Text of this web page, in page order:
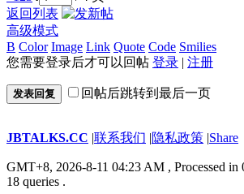
返回列表
高级模式
B Color Image Link Quote Code Smilies
您需要登录后才可以回帖 登录 | 注册
发表回复 回帖后跳转到最后一页
JBTALKS.CC |联系我们 |隐私政策 |Share
GMT+8, 2026-8-11 04:23 AM , Processed in
18 queries .